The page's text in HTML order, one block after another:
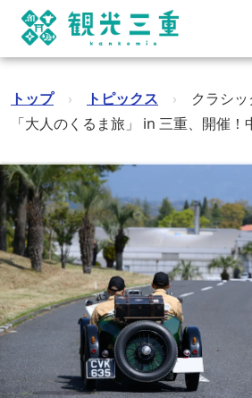
トップ › トピックス ›
クラシ
「大人のくるま旅」 in 三重、開催！